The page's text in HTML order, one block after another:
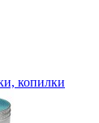
копилки